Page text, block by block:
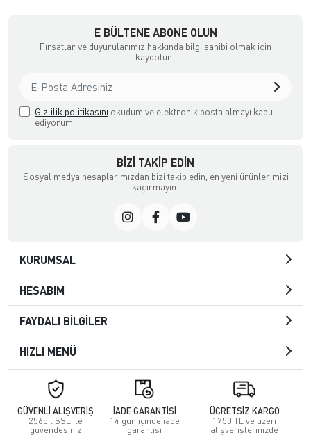
E BÜLTENE ABONE OLUN
Fırsatlar ve duyurularımız hakkında bilgi sahibi olmak için
kaydolun!
Gizlilik politikasını okudum ve elektronik posta almayı kabul
ediyorum.
BIZI TAKIP EDIN
Sosyal medya hesaplarımızdan bizi takip edin, en yeni ürünlerimizi
kaçırmayın!
KURUMSAL
HESABIM
FAYDALI BİLGİLER
HIZLI MENÜ
GÜVENLİ ALIŞVERİŞ
256bit SSL ile
güvendesiniz
İADE GARANTİSİ
14 gün içinde iade
garantisi
ÜCRETSİZ KARGO
1750 TL ve üzeri
alışverişlerinizde